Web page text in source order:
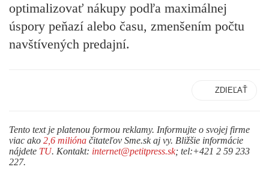
optimalizovať nákupy podľa maximálnej
úspory peňazí alebo času, zmenšením počtu
navštívených predajní.
ZDIEĽAŤ
Tento text je platenou formou reklamy. Informujte o svojej firme
viac ako 2,6 milióna čitateľov Sme.sk aj vy. Bližšie informácie
nájdete TU. Kontakt: internet@petitpress.sk; tel:+421 2 59 233
227.